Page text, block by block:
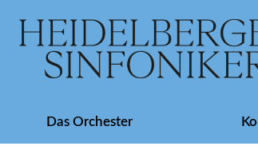
überspringen
Das Orchester